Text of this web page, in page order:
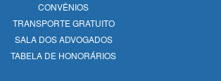
CONVÊNIOS
TRANSPORTE GRATUITO
SALA DOS ADVOGADOS
TABELA DE HONORÁRIOS